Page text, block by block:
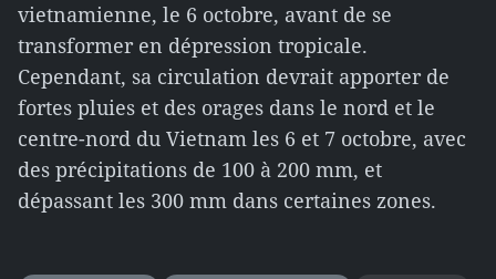
vietnamienne, le 6 octobre, avant de se
transformer en dépression tropicale.
Cependant, sa circulation devrait apporter de
fortes pluies et des orages dans le nord et le
centre-nord du Vietnam les 6 et 7 octobre, avec
des précipitations de 100 à 200 mm, et
dépassant les 300 mm dans certaines zones.